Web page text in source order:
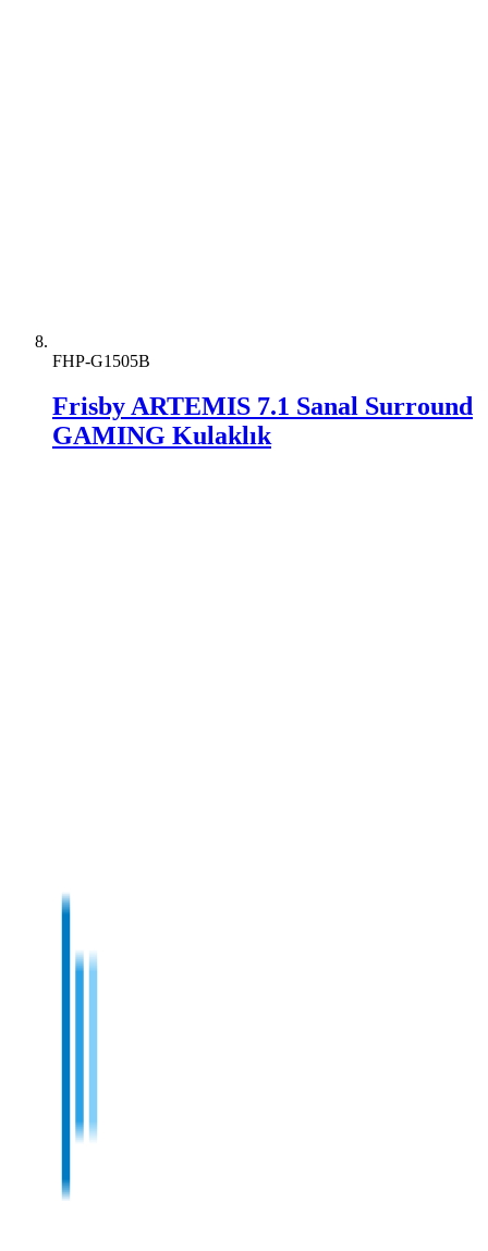
FHP-G1505B
Frisby ARTEMIS 7.1 Sanal Surround
GAMING Kulaklık